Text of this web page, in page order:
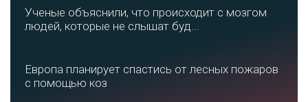
Ученые объяснили, что происходит с мозгом
людей, которые не слышат буд...
Европа планирует спастись от лесных пожаров
с помощью коз